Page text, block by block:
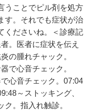
うことでピル剤を処方
す。それでも症状が治
くださいね。＜診療記
。医者に症状を伝え
の腫れチャック。
で心音チェック。
心音チェック。07:04
～ストッキング、
。指入れ触診。